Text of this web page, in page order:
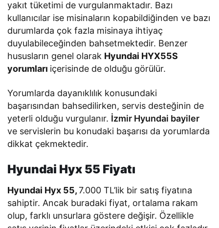
yakıt tüketimi de vurgulanmaktadır. Bazı
kullanıcılar ise misinaların kopabildiğinden ve bazı
durumlarda çok fazla misinaya ihtiyaç
duyulabileceğinden bahsetmektedir. Benzer
hususların genel olarak Hyundai HYX55S
yorumları içerisinde de olduğu görülür.
Yorumlarda dayanıklılık konusundaki
başarısından bahsedilirken, servis desteğinin de
yeterli olduğu vurgulanır. İzmir Hyundai bayiler
ve servislerin bu konudaki başarısı da yorumlarda
dikkat çekmektedir.
Hyundai Hyx 55 Fiyatı
Hyundai Hyx 55,7.000 TL’lik bir satış fiyatına
sahiptir. Ancak buradaki fiyat, ortalama rakam
olup, farklı unsurlara göstere değişir. Özellikle